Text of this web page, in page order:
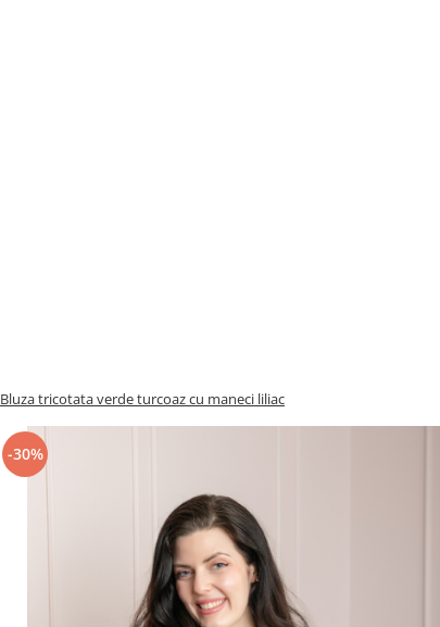
Bluza tricotata verde turcoaz cu maneci liliac
-30%